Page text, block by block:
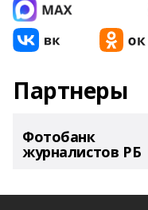
Партнеры
Фотобанк
журналистов РБ